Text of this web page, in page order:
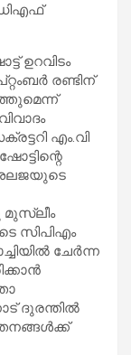
ഉറവിടം
രണ്ടിന്
എം.വി
മുസ്ലീം
സിപിഎം
ചേര്‍ന്ന
ദുരന്തില്‍